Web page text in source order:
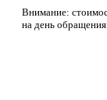
Внимание:
на день